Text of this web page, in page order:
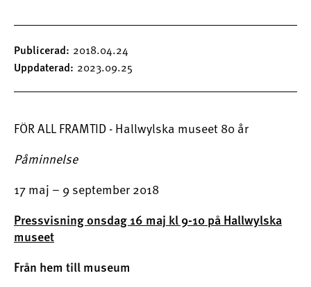
Publicerad 2018.04.24
Uppdaterad 2023.09.25
FÖR ALL FRAMTID - Hallwylska museet 80 år
Påminnelse
17 maj – 9 september 2018
Pressvisning onsdag 16 maj kl 9-10 på Hallwylska
museet
Från hem till museum